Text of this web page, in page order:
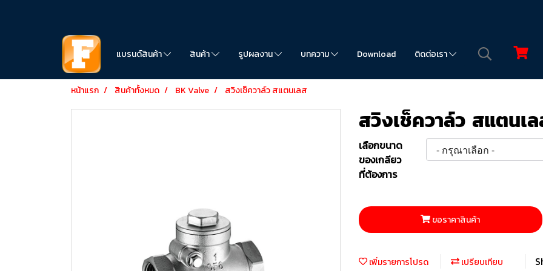
แบรนด์สินค้า สินค้า รูปผลงาน บทความ Download ติดต่อเรา
หน้าแรก สินค้าทั้งหมด BK Valve สวิงเช็ควาล์ว สแตนเลส
สวิงเช็ควาล์ว สแตนเ
เลือกขนาด
ของเกลียว
ที่ต้องการ
ขอราคาสินค้า
เพิ่มรายการโปรด เปรียบเทียบ